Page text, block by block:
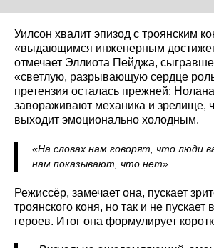
Уилсон хвалит эпизод с троянским
«выдающимся инженерным
отмечает Эллиота Пейджа,
«светлую, разрывающую сердце
претензия осталась прежней:
завораживают механика и зрелище,
выходит эмоционально холодным.
«На словах нам говорят, что люди
нам показывают, что нет».
Режиссёр, замечает она, пускает
троянского коня, но так и не пускает
героев. Итог она формулирует